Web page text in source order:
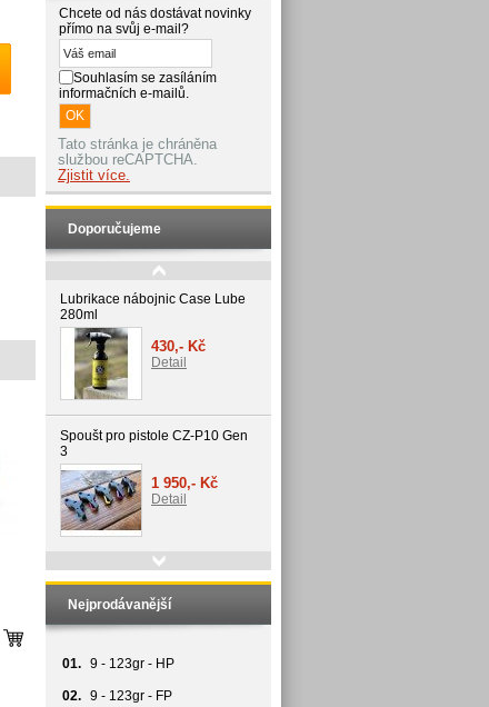
Chcete od nás dostávat novinky
přímo na svůj e-mail?
Souhlasím se zasíláním
informačních e-mailů.
Tato stránka je chráněna
službou reCAPTCHA.
Zjistit více.
Doporučujeme
Lubrikace nábojnic Case Lube
280ml
430,- Kč
Detail
Spoušt pro pistole CZ-P10 Gen
3
1 950,- Kč
Detail
Speed timer 3000
Nejprodávanější
01. 9 - 123gr - HP
02. 9 - 123gr - FP